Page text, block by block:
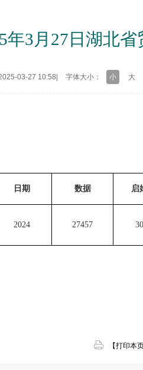
年3月27日湖北
03-27 10:58 字体大小： 小 大
日期 数据 启
2024 27457
【打印本页